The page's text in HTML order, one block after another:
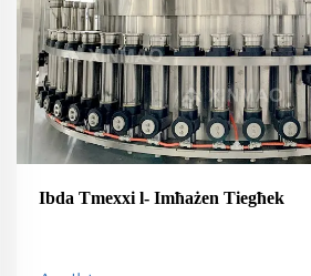
Ibda Tmexxi l- Imħażen Tiegħek